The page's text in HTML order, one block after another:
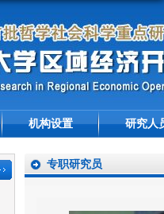
机构设置 研究人
专职研究员